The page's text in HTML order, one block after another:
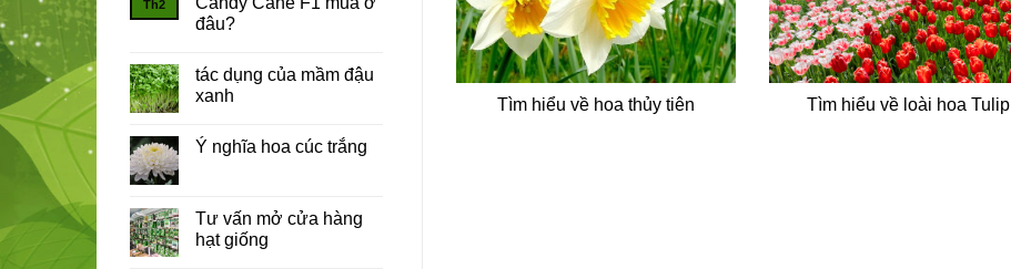
Th2
đâu?
tác dụng của mầm đậu
xanh
Ý nghĩa hoa cúc trắng
Tư vấn mở cửa hàng
hạt giống
Tìm hiểu về hoa thủy tiên Tìm hiểu về loài hoa Tulip